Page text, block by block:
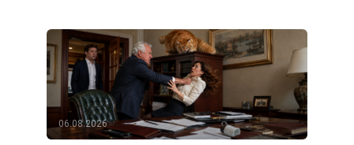
06.08.2026